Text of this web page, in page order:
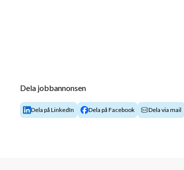
Dela jobbannonsen
Dela på LinkedIn Dela på Facebook Dela via mail